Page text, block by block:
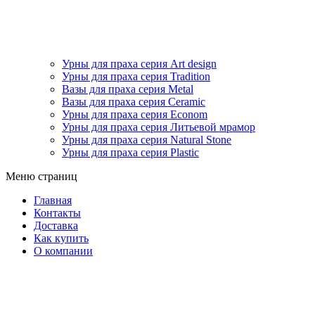
Урны для праха серия Art design
Урны для праха серия Tradition
Вазы для праха серия Metal
Вазы для праха серия Ceramic
Урны для праха серия Econom
Урны для праха серия Литьевой мрамор
Урны для праха серия Natural Stone
Урны для праха серия Plastic
Меню страниц
Главная
Контакты
Доставка
Как купить
О компании